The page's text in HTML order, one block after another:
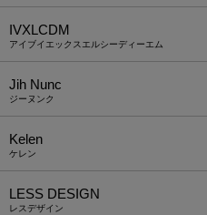
IVXLCDM
アイブイエックスエルシーディーエム
Jih Nunc
ジーヌンク
Kelen
ケレン
LESS DESIGN
レスデザイン